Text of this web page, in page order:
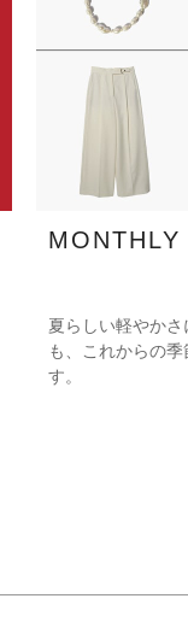
夏らしい軽やか
も、これからの
す。